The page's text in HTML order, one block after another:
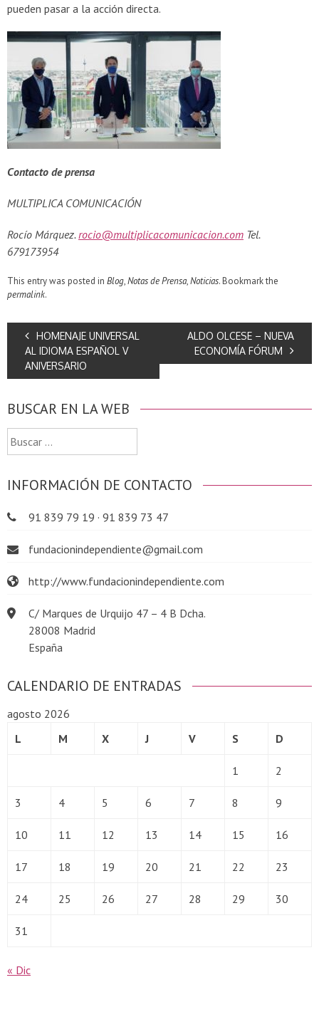
pueden pasar a la acción directa.
Contacto de prensa
MULTIPLICA COMUNICACIÓN
Rocío Márquez. rocio@multiplicacomunicacion.com Tel.
679173954
This entry was posted in Blog,Notas de Prensa,Noticias. Bookmark the
permalink.
HOMENAJE UNIVERSAL
AL IDIOMA ESPAÑOL V
ANIVERSARIO
ALDO OLCESE – NUEVA
ECONOMÍA FÓRUM
BUSCAR EN LA WEB
Buscar:
INFORMACIÓN DE CONTACTO
91 839 79 19 · 91 839 73 47
fundacionindependiente@gmail.com
http://www.fundacionindependiente.com
C/ Marques de Urquijo 47 – 4 B Dcha.
28008 Madrid
España
CALENDARIO DE ENTRADAS
agosto 2026
L
M X J V S D
1 2
3 4 5 6 7 8 9
10 11 12 13 14 15 16
17 18 19 20 21 22 23
24 25 26 27 28 29 30
31
« Dic